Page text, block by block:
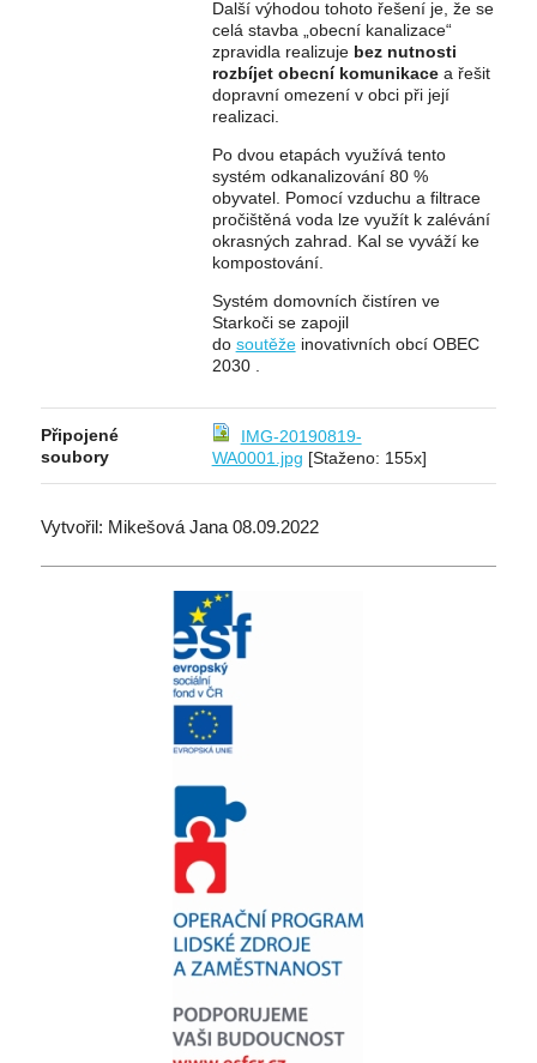
Další výhodou tohoto řešení je, že se
celá stavba „obecní kanalizace“
zpravidla realizuje bez nutnosti
rozbíjet obecní komunikacea řešit
dopravní omezení v obci při její
realizaci.
Po dvou etapách využívá tento
systém odkanalizování 80 %
obyvatel. Pomocí vzduchu a filtrace
pročištěná voda lze využít k zalévání
okrasných zahrad. Kal se vyváží ke
kompostování.
Systém domovních čistíren ve
Starkoči se zapojil
do soutěžeinovativních obcí OBEC
2030 .
Připojené
soubory
IMG-20190819-
WA0001.jpg [Staženo: 155x]
Vytvořil: Mikešová Jana 08.09.2022